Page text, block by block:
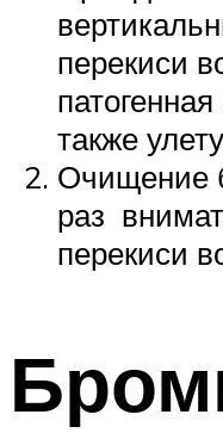
перекиси
также
Очищение
раз
перекиси